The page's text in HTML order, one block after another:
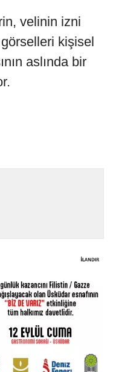
velinin izni
kişisel
aslında bir